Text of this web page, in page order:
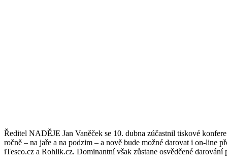
Ředitel NADĚJE Jan Vaněček se 10. dubna zúčastnil tiskové
ročně – na jaře a na podzim – a nově bude možné darovat i on-line
iTesco.cz a Rohlik.cz. Dominantní však zůstane osvědčené